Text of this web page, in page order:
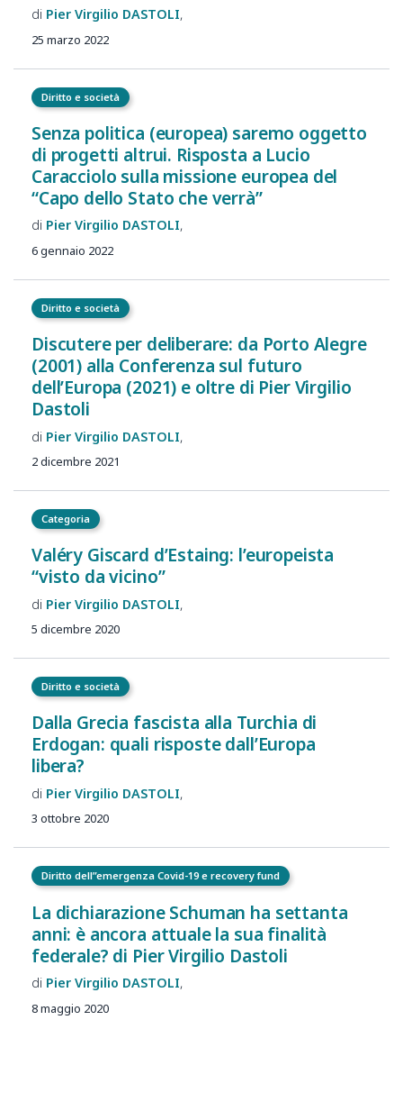
Pier Virgilio DASTOLI
25 marzo 2022
Diritto e società
Senza politica (europea) saremo oggetto
di progetti altrui. Risposta a Lucio
Caracciolo sulla missione europea del
“Capo dello Stato che verrà”
Pier Virgilio DASTOLI
6 gennaio 2022
Diritto e società
Discutere per deliberare: da Porto Alegre
(2001) alla Conferenza sul futuro
dell’Europa (2021) e oltre di Pier Virgilio
Dastoli
Pier Virgilio DASTOLI
2 dicembre 2021
Categoria
Valéry Giscard d’Estaing: l’europeista
“visto da vicino”
Pier Virgilio DASTOLI
5 dicembre 2020
Diritto e società
Dalla Grecia fascista alla Turchia di
Erdogan: quali risposte dall’Europa
libera?
Pier Virgilio DASTOLI
3 ottobre 2020
Diritto dell”emergenza Covid-19 e recovery fund
La dichiarazione Schuman ha settanta
anni: è ancora attuale la sua finalità
federale? di Pier Virgilio Dastoli
Pier Virgilio DASTOLI
8 maggio 2020